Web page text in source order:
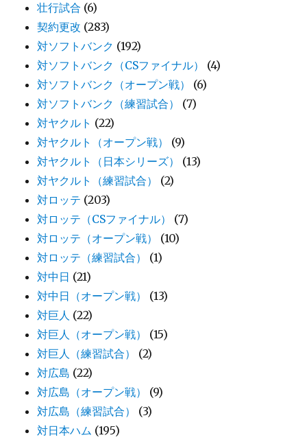
壮行試合 (6)
契約更改 (283)
対ソフトバンク (192)
対ソフトバンク（CSファイナル）
(4)
対ソフトバンク（オープン戦）
(6)
対ソフトバンク（練習試合）
(7)
対ヤクルト (22)
対ヤクルト（オープン戦）
(9)
対ヤクルト（日本シリーズ）
(13)
対ヤクルト（練習試合）
(2)
対ロッテ (203)
対ロッテ（CSファイナル）
(7)
対ロッテ（オープン戦）
(10)
対ロッテ（練習試合）
(1)
対中日 (21)
対中日（オープン戦）
(13)
対巨人 (22)
対巨人（オープン戦）
(15)
対巨人（練習試合）
(2)
対広島 (22)
対広島（オープン戦）
(9)
対広島（練習試合）
(3)
対日本ハム (195)